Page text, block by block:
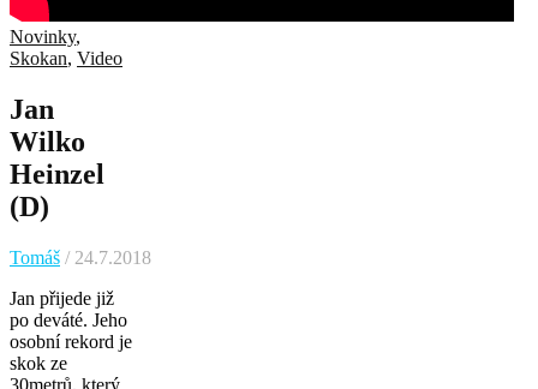
Novinky,
Skokan, Video
Jan
Wilko
Heinzel
(D)
Tomáš / 24.7.2018
Jan přijede již
po deváté. Jeho
osobní rekord je
skok ze
30metrů, který